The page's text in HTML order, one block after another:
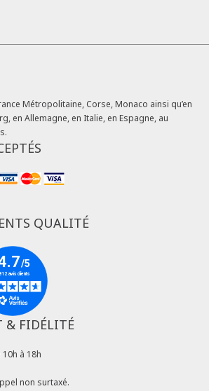
Métropolitaine, Corse, Monaco ainsi qu’en
en Allemagne, en Italie, en Espagne, au
QUALITÉ
& FIDÉLITÉ
à 18h
non surtaxé.